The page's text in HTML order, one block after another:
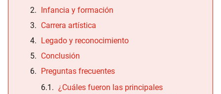
Infancia y formación
Carrera artística
Legado y reconocimiento
Conclusión
Preguntas frecuentes
¿Cuáles fueron las principales